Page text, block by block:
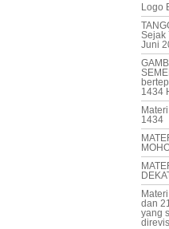
Logo
Sejak
Juni
1434
1434
dan
yang